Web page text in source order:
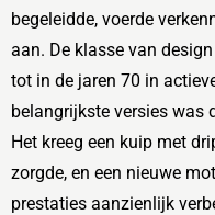
begeleidde, voerde
aan. De klasse van
tot in de jaren 70 in
belangrijkste versies was
Het kreeg een kuip met
zorgde, en een nieuwe
prestaties aanzienlijk